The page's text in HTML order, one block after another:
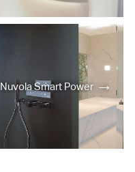
Nuvola Smart Power